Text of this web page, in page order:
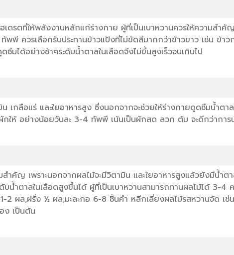
ฮเดรตที่ให้พลังงานหลักแก่ร่างกาย ผู้ที่เป็นเบาหวานควรให้ความสำ
พพี ควรเลือกรับประทานข้าวแป้งที่ไม่ขัดสีมากกว่าข้าวขาว เช่น ข้
ซึมได้อย่างช้าๆระดับน้ำตาลในเลือดจึงไม่ขึ้นสูงเร็วจนเกินไป
เกลือแร่ และใยอาหารสูง ซึ่งนอกจากจะช่วยให้ร่างกายดูดซึมน้ำต
ผักให้ อย่างน้อยวันละ 3-4 ทัพพี เน้นเป็นผักสด ลวก ต้ม จะดีกว่ากา
ำคัญ เพราะนอกจากผลไม้จะมีวิตามิน และใยอาหารสูงแล้วยังมีน้ำ
น้ำตาลในเลือดสูงขึ้นได้ ผู้ที่เป็นเบาหวานสามารถทานผลไม้ได้ 3-4
2 ผล,ฝรั่ง ½ ผล,มะละกอ 6-8 ชิ้นคำ หลีกเลี่ยงผลไม้รสหวานจัด เ
ง เป็นต้น